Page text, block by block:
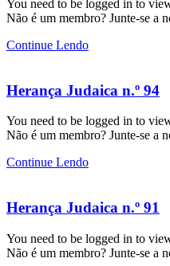
You need to be logged in to
Não é um membro? Junte-se a
Continue Lendo
Herança Judaica n.º 94
You need to be logged in to
Não é um membro? Junte-se a
Continue Lendo
Herança Judaica n.º 91
You need to be logged in to
Não é um membro? Junte-se a